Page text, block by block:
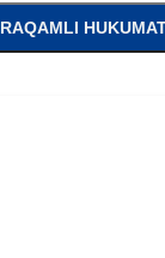
RAQAMLI